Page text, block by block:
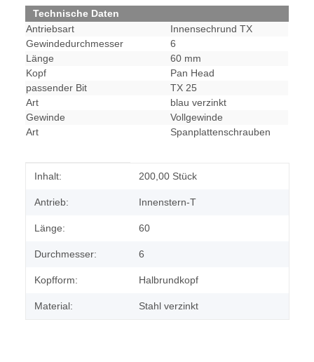
Technische Daten
Antriebsart
Innensechrund TX
Gewindedurchmesser
6
Länge
60 mm
Kopf
Pan Head
passender Bit
TX 25
Art
blau verzinkt
Gewinde
Vollgewinde
Art
Spanplattenschrauben
Produkteigenschaft
Wert
Inhalt: 200,00 Stück
Antrieb: Innenstern-T
Länge: 60
Durchmesser: 6
Kopfform: Halbrundkopf
Material: Stahl verzinkt